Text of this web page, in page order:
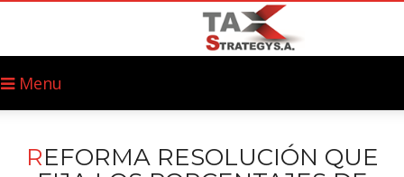
Menu
REFORMA RESOLUCIÓN QUE